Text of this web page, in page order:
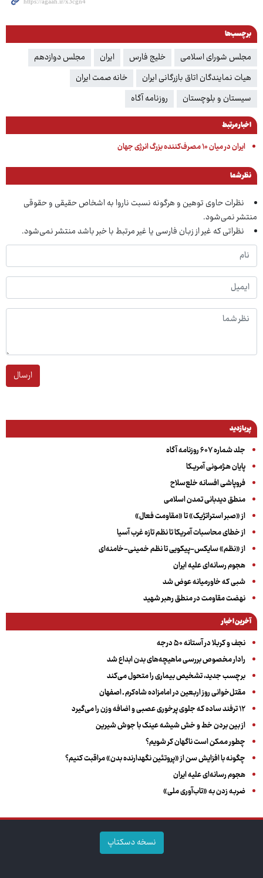
برچسب‌ها
مجلس شورای اسلامی خلیج فارس‌ ایران
مجلس دوازدهم
هیات نمایندگان اتاق بازرگانی ایران
خانه صمت ایران
سیستان و بلوچستان
روزنامه آگاه
اخبار مرتبط
ایران در میان ۱۰ مصرف‌کننده بزرگ انرژی جهان
نظر شما
نظرات حاوی توهین و هرگونه نسبت ناروا به اشخاص حقیقی و حقوقی
منتشر نمی‌شود.
نظراتی که غیر از زبان فارسی یا غیر مرتبط با خبر باشد منتشر نمی‌شود.
ارسال
پربازدید
جلد شماره ۶۰۷ روزنامه آگاه
پایان هـژمـونی آمریـکا
فروپاشی افسانه خلع‌سلاح
منطق دیدبانی تمدن اسلامی
از «صبر استراتژیک» تا «مقاومت فعال»
از خطای محاسبات آمریکا تا نظم تازه غرب آسیا
از «نظم» سایکس-پیکویی تا نظم خمینی-خامنه‌ای
هجوم رسانه‌ای علیه ایران
شبی که خاورمیانه عوض شد
نهضت مقاومت در منطق رهبر شهید
آخرین اخبار
نجف و کربلا در آستانه ۵۰ درجه
رادار مخصوص بررسی ماهیچه‌های بدن ابداع شد
برچسب جدید، تشخیص بیماری را متحول می‌کند
مقتل‌خوانی روز اربعین در امامزاده شاه‌کرم ـ اصفهان
۱۲ ترفند ساده که جلوی پرخوری عصبی و اضافه ‌وزن را می‌گیرد
از بین بردن خط و خش شیشه عینک با جوش شیرین
چطور ممکن است ناگهان کر شویم؟
چگونه با افزایش سن از «پروتئین نگهدارنده بدن» مراقبت کنیم؟
هجوم رسانه‌ای علیه ایران
ضربه زدن به «تاب‌آوری ملی»
نسخه دسکتاپ